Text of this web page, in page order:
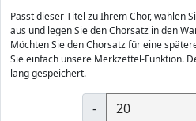
Passt dieser Titel zu Ihrem Chor, wählen
aus und legen Sie den Chorsatz in den
Möchten Sie den Chorsatz für eine
Sie einfach unsere Merkzettel-Funktion.
lang gespeichert.
-